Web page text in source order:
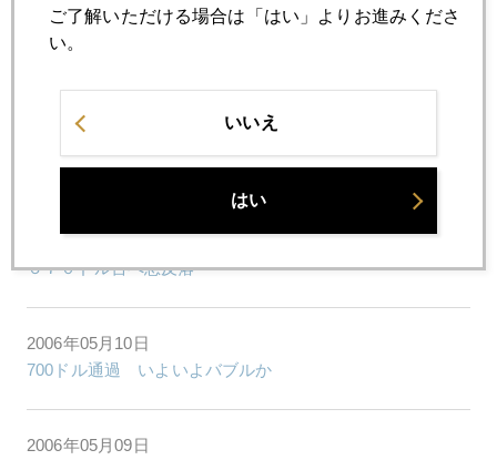
2006年05月18日
2006年05月17日
ゴールド最前線の最新事情
2006年05月16日
６７０ドル台へ急反落
2006年05月10日
700ドル通過 いよいよバブルか
2006年05月09日
ご了解いただける場合は「はい」よりお進みくださ
い。
いいえ
はい